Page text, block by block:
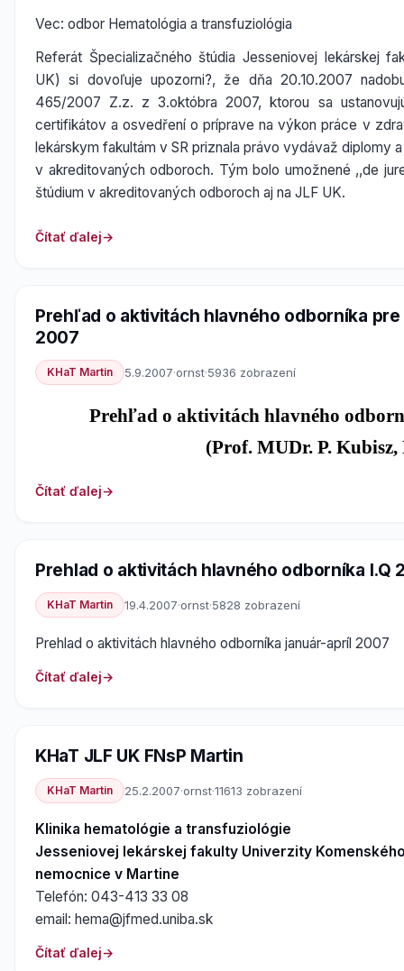
Vec: odbor Hematológia a transfuziológia
Referát Špecializačného štúdia Jesseniovej lekárskej
UK) si dovoľuje upozorni?, že dňa 20.10.2007
465/2007 Z.z. z 3.októbra 2007, ktorou sa
certifikátov a osvedření o príprave na výkon práce v
lekárskym fakultám v SR priznala právo vydávaž diplomy
v akreditovaných odboroch. Tým bolo umožnené ,,de
štúdium v akreditovaných odboroch aj na JLF UK.
Čítať ďalej
Prehľad o aktivitách hlavného odborníka
2007
KHaT Martin 5.9.2007·ornst·5936 zobrazení
Prehľad o aktivitách hlavného
(Prof. MUDr. P. Kubisz,
Čítať ďalej
Prehlad o aktivitách hlavného odborníka I.Q
KHaT Martin 19.4.2007·ornst·5828 zobrazení
Prehlad o aktivitách hlavného odborníka január-apríl 2007
Čítať ďalej
KHaT JLF UK FNsP Martin
KHaT Martin 25.2.2007·ornst·11613 zobrazení
Klinika hematológie a transfuziológie
Jesseniovej lekárskej fakulty Univerzity
nemocnice v Martine
Telefón: 043-413 33 08
email: hema@jfmed.uniba.sk
Čítať ďalej